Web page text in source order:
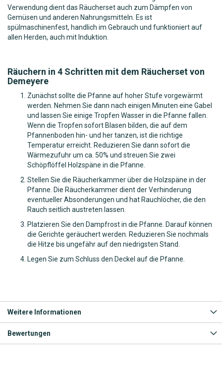
Verwendung dient das Räucherset auch zum Dämpfen von
Gemüsen und anderen Nahrungsmitteln. Es ist
spülmaschinenfest, handlich im Gebrauch und funktioniert auf
allen Herden, auch mit Induktion.
Räuchern in 4 Schritten mit dem Räucherset von
Demeyere
Zunächst sollte die Pfanne auf hoher Stufe vorgewärmt
werden. Nehmen Sie dann nach einigen Minuten eine Gabel
und lassen Sie einige Tropfen Wasser in die Pfanne fallen.
Wenn die Tropfen sofort Blasen bilden, die auf dem
Pfannenboden hin- und her tanzen, ist die richtige
Temperatur erreicht. Reduzieren Sie dann sofort die
Wärmezufuhr um ca. 50% und streuen Sie zwei
Schöpflöffel Holzspäne in die Pfanne.
Stellen Sie die Räucherkammer über die Holzspäne in der
Pfanne. Die Räucherkammer dient der Verhinderung
eventueller Absonderungen und hat Rauchlöcher, die den
Rauch seitlich austreten lassen.
Platzieren Sie den Dampfrost in die Pfanne. Darauf können
die Gerichte geräuchert werden. Reduzieren Sie nochmals
die Hitze bis ungefähr auf den niedrigsten Stand.
Legen Sie zum Schluss den Deckel auf die Pfanne.
Weitere Informationen
Bewertungen